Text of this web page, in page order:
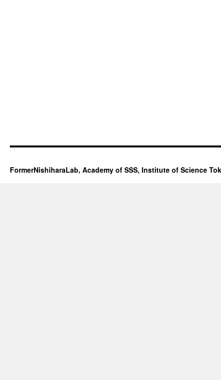
FormerNishiharaLab, Academy of SSS, Institute of Science